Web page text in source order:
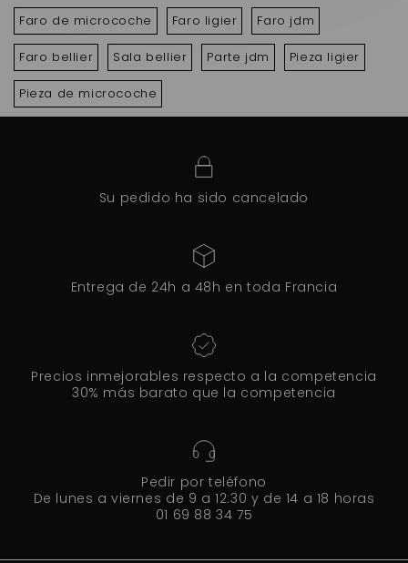
Faro de microcoche Faro ligier Faro jdm
Faro bellier Sala bellier Parte jdm Pieza ligier
Pieza de microcoche
Su pedido ha sido cancelado
Entrega de 24h a 48h en toda Francia
Precios inmejorables respecto a la competencia
30% más barato que la competencia
Pedir por teléfono
De lunes a viernes de 9 a 12:30 y de 14 a 18 horas
01 69 88 34 75